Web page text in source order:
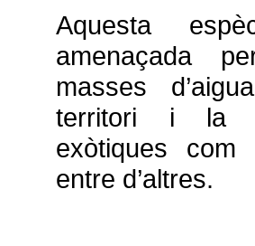
Aquesta
amenaçada
masses
territori i la
exòtiques
entre d’altres.